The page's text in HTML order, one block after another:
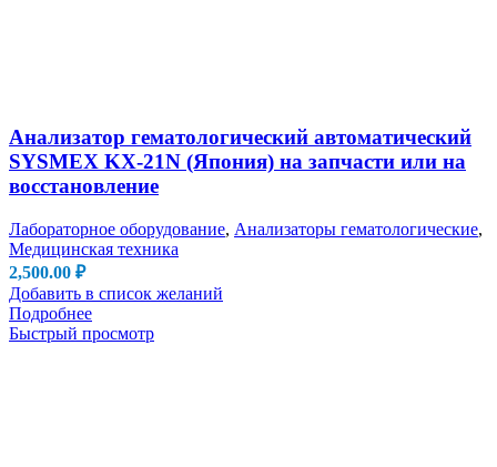
Анализатор гематологический автоматический
SYSMEX KX-21N (Япония) на запчасти или на
восстановление
Лабораторное оборудование, Анализаторы гематологические,
Медицинская техника
2,500.00 ₽
Добавить в список желаний
Подробнее
Быстрый просмотр